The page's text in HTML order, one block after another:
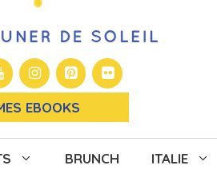
EBOOKS
BRUNCH ITALIE